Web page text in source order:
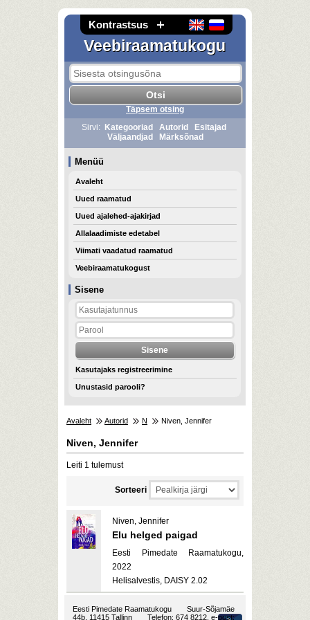
Kontrastsus
Veebiraamatukogu
Sisene
Kasutajaks registreerimine
Unustasid parooli?
Täpsem otsing
Sirvi:
Kategooriad Autorid
Esitajad
Väljaandjad
Märksõnad
Menüü
Avaleht
Uued raamatud
Uued ajalehed-ajakirjad
Allalaadimiste edetabel
Viimati vaadatud raamatud
Veebiraamatukogust
Avaleht Autorid N Niven, Jennifer
Niven, Jennifer
Leiti 1 tulemust
Sorteeri
Niven, Jennifer
Elu helged paigad
Eesti Pimedate Raamatukogu,
2022
Helisalvestis, DAISY 2.02
Eesti Pimedate Raamatukogu
Suur-Sõjamäe
44b, 11415 Tallinn
Telefon: 674 8212, e-post: